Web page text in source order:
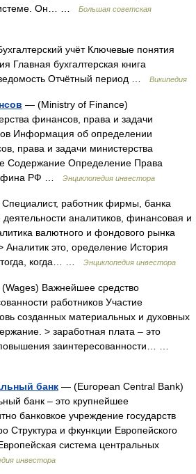
Он… …
Большая советская
учёт Ключевые понятия
Главная бухгалтерская книга
Отчётный период …
Википедия
— (Ministry of Finance)
финансов, права и задачи
Информация об определении
права и задачи министерства
Содержание Определение Права
РФ …
Энциклопедия инвестора
работник фирмы, банка
аналитиков, финансовая и
валютного и фондового рынка
это, оределение История
когда… …
Энциклопедия инвестора
Важнейшее средство
работников Участие
созданных материальных и духовных
> заработная плата – это
заинтересованности… …
банк — (European Central Bank)
банк – это крупнейшее
банковкое учреждение государств
Структура и фкункции Европейского
система центральных
инвестора